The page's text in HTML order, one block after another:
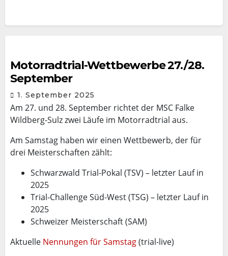
Motorradtrial-Wettbewerbe 27./28.
September
1. September 2025
Am 27. und 28. September richtet der MSC Falke
Wildberg-Sulz zwei Läufe im Motorradtrial aus.
Am Samstag haben wir einen Wettbewerb, der für
drei Meisterschaften zählt:
Schwarzwald Trial-Pokal (TSV) – letzter Lauf in
2025
Trial-Challenge Süd-West (TSG) – letzter Lauf in
2025
Schweizer Meisterschaft (SAM)
Aktuelle Nennungen für Samstag(trial-live)